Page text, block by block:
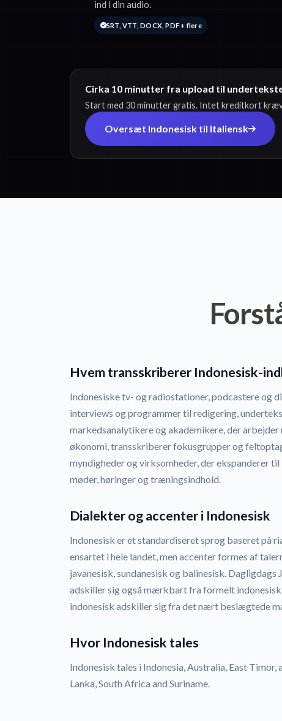
ind i din audio.
SRT, VTT, DOCX, PDF + flere
Cirka 10 minutter fra upload til
Start med 30 minutter gratis. Intet kreditkort
Oversæt Indonesisk til Italiensk
Hvem transskriberer Indonesisk-
Indonesiske tv- og radiostationer, podcastere og
interviews og programmer til redigering,
markedsanalytikere og akademikere, der arbejder
økonomi, transskriberer fokusgrupper og
myndigheder og virksomheder, der ekspanderer
møder, høringer og træningsindhold.
Dialekter og accenter i Indonesisk
Indonesisk er et standardiseret sprog baseret på
ensartet i hele landet, men accenter formes af
javanesisk, sundanesisk og balinesisk.
adskiller sig også mærkbart fra formelt
indonesisk adskiller sig fra det nært beslægtede
Hvor Indonesisk tales
Indonesisk tales i Indonesia, Australia, East Timor,
Lanka, South Africa and Suriname.